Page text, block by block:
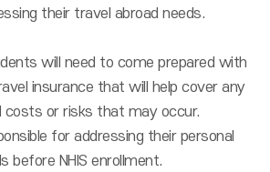
their travel abroad needs.
will need to come prepared with
insurance that will help cover any
costs or risks that may occur.
for addressing their personal
before NHIS enrollment.